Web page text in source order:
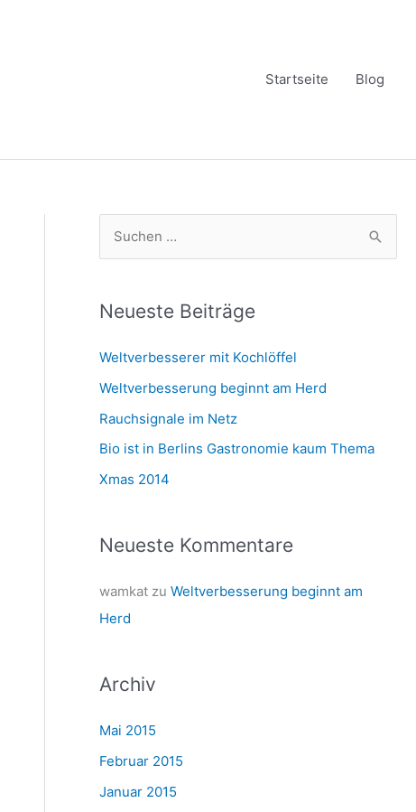
Startseite Blog
h
n
n
a
c
h
Neueste Beiträge
Weltverbesserer mit Kochlöffel
Weltverbesserung beginnt am Herd
Rauchsignale im Netz
Bio ist in Berlins Gastronomie kaum Thema
Xmas 2014
Neueste Kommentare
wamkatzu Weltverbesserung beginnt am
Herd
Archiv
Mai 2015
Februar 2015
Januar 2015